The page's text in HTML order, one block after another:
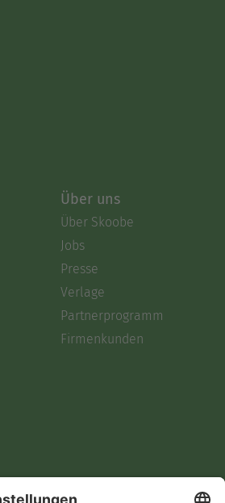
Über uns
Über Skoobe
Jobs
Presse
Verlage
Partnerprogramm
Firmenkunden